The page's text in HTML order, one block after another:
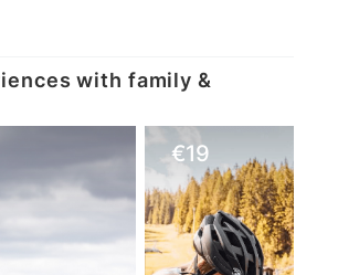
with family &
€19